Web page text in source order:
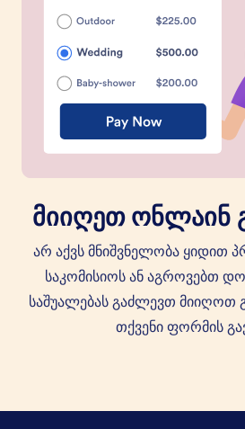
მიიღეთ ონლაინ
არ აქვს მნიშვნელობა ყიდით
საკომისიოს ან აგროვებთ
საშუალებას გაძლევთ მიიღოთ
თქვენი ფორმის